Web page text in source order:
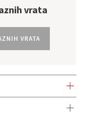
vrata
VRATA